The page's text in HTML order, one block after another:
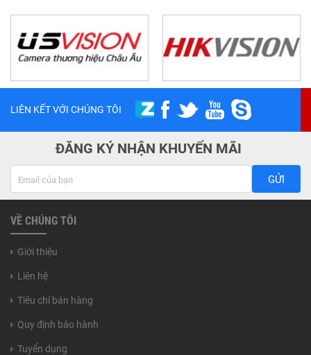
LIÊN KẾT VỚI CHÚNG TÔI
ĐĂNG KÝ NHẬN KHUYẾN MÃI
GỬI
VỀ CHÚNG TÔI
Giới thiệu
Liên hệ
Tiêu chí bán hàng
Quy định bảo hành
Tuyển dụng